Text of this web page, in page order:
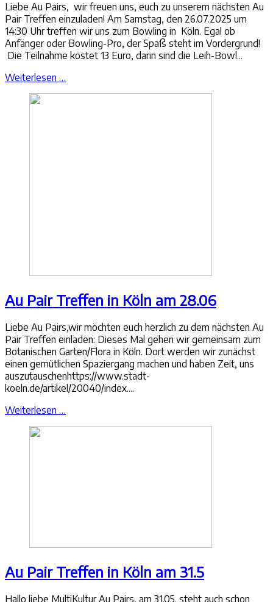
Liebe Au Pairs, wir freuen uns, euch zu unserem nächsten Au
Pair Treffen einzuladen! Am Samstag, den 26.07.2025 um
14:30 Uhr treffen wir uns zum Bowling in Köln. Egal ob
Anfänger oder Bowling-Pro, der Spaß steht im Vordergrund!
Die Teilnahme kostet 13 Euro, darin sind die Leih-Bowl...
Weiterlesen …
Au Pair Treffen in Köln am 28.06
Liebe Au Pairs,wir möchten euch herzlich zu dem nächsten Au
Pair Treffen einladen: Dieses Mal gehen wir gemeinsam zum
Botanischen Garten/Flora in Köln. Dort werden wir zunächst
einen gemütlichen Spaziergang machen und haben Zeit, uns
auszutauschenhttps://www.stadt-
koeln.de/artikel/20040/index....
Weiterlesen …
Au Pair Treffen in Köln am 31.5
Hallo liebe MultiKultur Au Pairs, am 31.05. steht auch schon